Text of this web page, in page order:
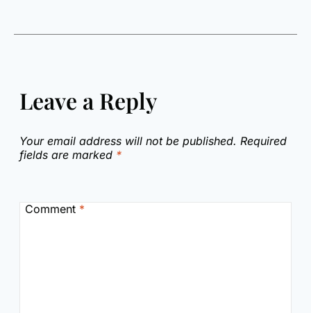
Leave a Reply
Your email address will not be published. Required
fields are marked *
Comment *